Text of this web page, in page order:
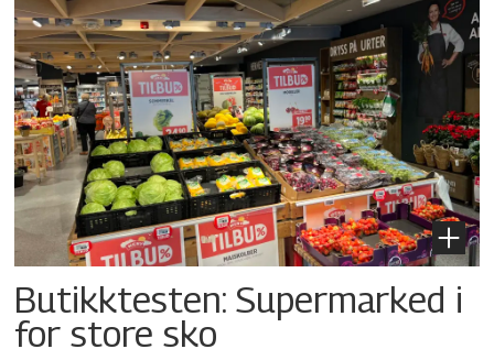
Butikktesten: Supermarked i
for store sko